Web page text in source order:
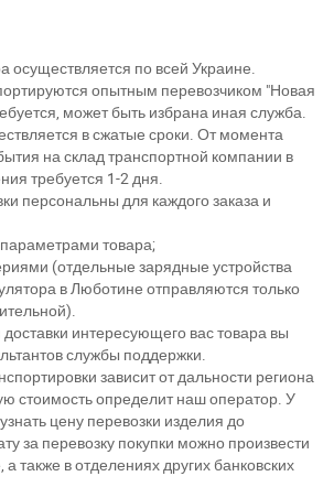
осуществляется по всей Украине.
опытным перевозчиком "Новая
может быть избрана иная служба.
в сжатые сроки. От момента
на склад транспортной компании в
требуется 1-2 дня.
персональны для каждого заказа и
товара;
(отдельные зарядные устройства
в Люботине отправляются только
доставки интересующего вас товара вы
службы поддержки.
зависит от дальности региона
стоимость определит наш оператор. У
цену перевозки изделия до
за перевозку покупки можно произвести
а также в отделениях других банковских